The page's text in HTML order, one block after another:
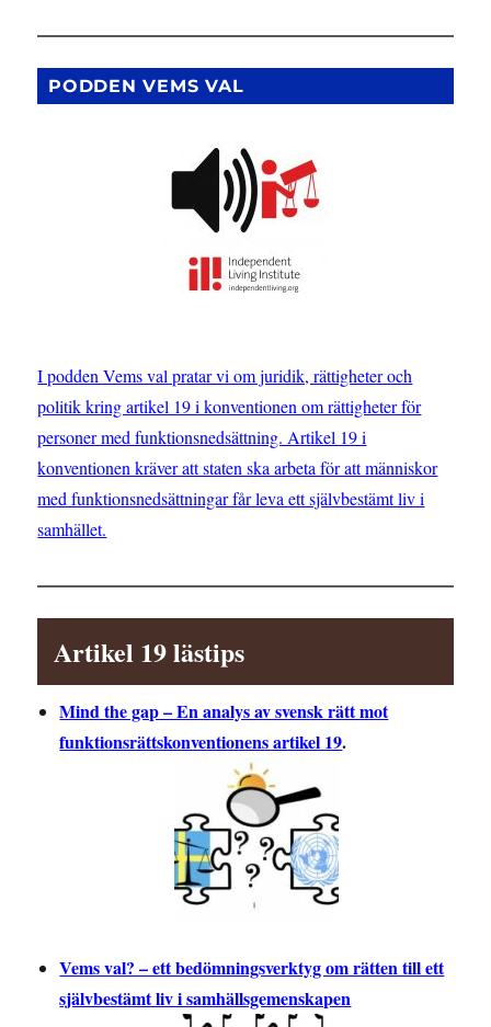
gör
skillnad
PODDEN VEMS VAL
I podden Vems val pratar vi om juridik, rättigheter och
politik kring artikel 19 i konventionen om rättigheter för
personer med funktionsnedsättning. Artikel 19 i
konventionen kräver att staten ska arbeta för att människor
med funktionsnedsättningar får leva ett självbestämt liv i
samhället.
Artikel 19 lästips
Mind the gap – En analys av svensk rätt mot
funktionsrättskonventionens artikel 19.
Vems val? – ett bedömningsverktyg om rätten till ett
självbestämt liv i samhällsgemenskapen